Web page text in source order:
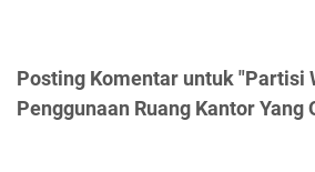
Posting Komentar untuk "Partisi
Penggunaan Ruang Kantor Yang